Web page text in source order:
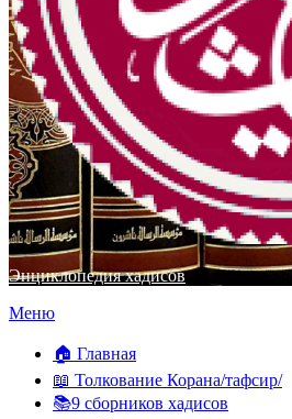
Энциклопедия хадисов
Перейти
содержимому
Меню
🏠 Главная
📖 Толкование Корана/тафсир/
📚9 сборников хадисов